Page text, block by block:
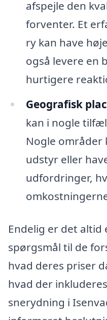
afspejle den
forventer. Et
ry kan have
også levere en
hurtigere
Geografisk
kan i nogle
Nogle
udstyr eller
udfordringer,
Endelig er det altid
spørgsmål til de
hvad deres priser
hvad der
snerydning i